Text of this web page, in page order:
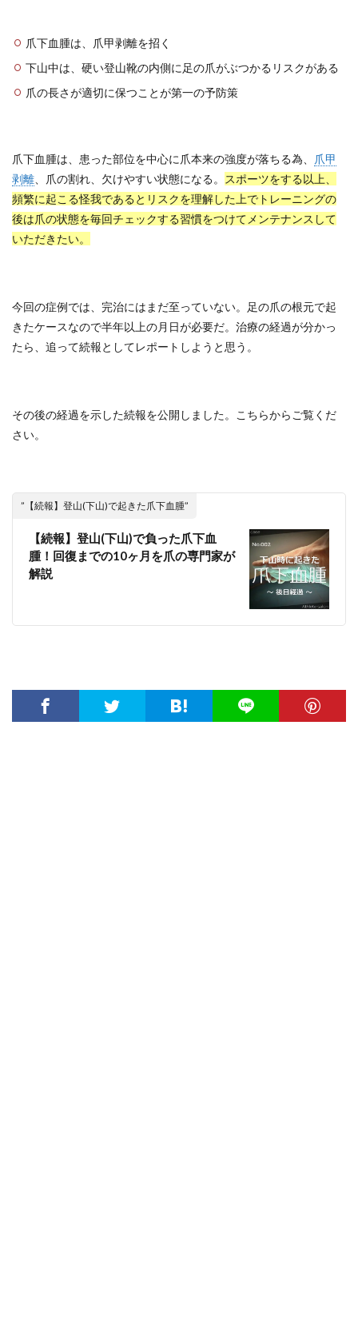
爪下血腫は、爪甲剥離を招く
下山中は、硬い登山靴の内側に足の爪がぶつかるリスクがある
爪の長さが適切に保つことが第一の予防策
爪下血腫は、患った部位を中心に爪本来の強度が落ちる為、
爪甲
剥離 、爪の割れ、欠けやすい状態になる。
スポーツをする以上、
頻繁に起こる怪我であるとリスクを理解した上でトレーニングの
後は爪の状態を毎回チェックする習慣をつけてメンテナンスして
いただきたい。
今回の症例では、完治にはまだ至っていない。足の爪の根元で起
きたケースなので半年以上の月日が必要だ。治療の経過が分かっ
たら、追って続報としてレポートしようと思う。
その後の経過を示した続報を公開しました。こちらからご覧くだ
さい。
”【続報】登山(下山)で起きた爪下血腫”
【続報】登山(下山)で負った爪下血
腫！回復までの10ヶ月を爪の専門家が
解説